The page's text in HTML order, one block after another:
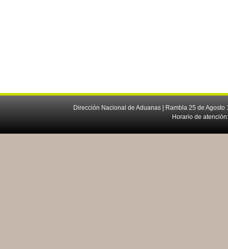
Dirección Nacional de Aduanas | Rambla 25 de
Horario de